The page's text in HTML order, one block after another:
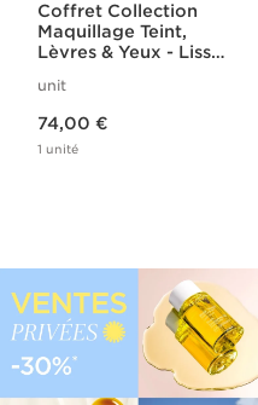
Coffret Collection
Maquillage Teint,
Lèvres & Yeux - Lisse
Comblante
unit
74,00 €
1 unité